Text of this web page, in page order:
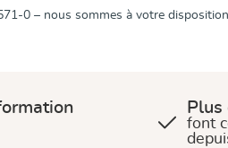
0 – nous sommes à votre
Plus
font